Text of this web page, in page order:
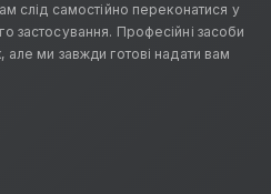
слід самостійно переконатися у
застосування. Професійні засоби
але ми завжди готові надати вам